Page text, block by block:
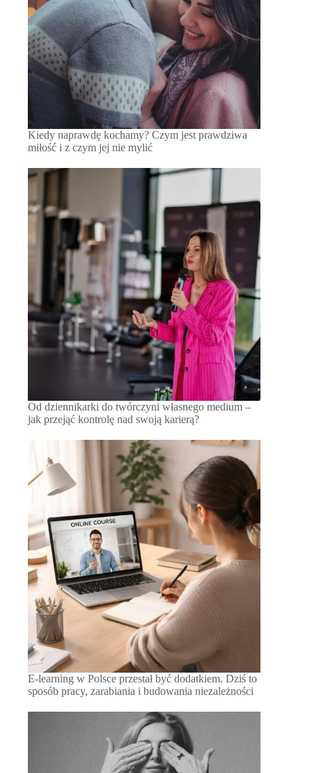
Kiedy naprawdę kochamy? Czym jest prawdziwa
miłość i z czym jej nie mylić
Od dziennikarki do twórczyni własnego medium –
jak przejąć kontrolę nad swoją karierą?
E-learning w Polsce przestał być dodatkiem. Dziś to
sposób pracy, zarabiania i budowania niezależności